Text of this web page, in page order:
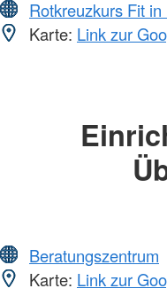
Rotkreuzkurs Fit in
Karte: Link zur
Beratungszentrum
Karte: Link zur